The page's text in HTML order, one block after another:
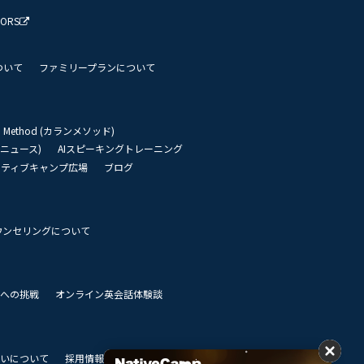
いて ファミリープランについて
Method (カランメソッド)
ュース)
AIスピーキングトレーニング
ィブキャンプ広場
ブログ
セリングについて
の挑戦 オンライン英会話体験談
について 採用情報 私達のビジョン